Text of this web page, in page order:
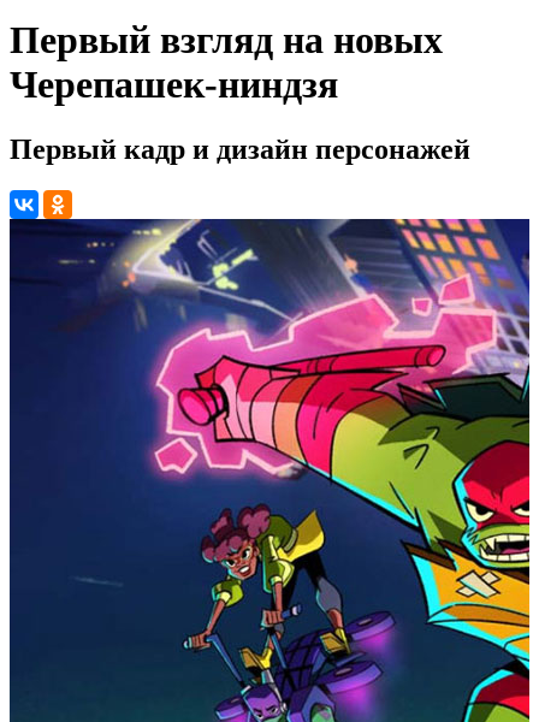
Первый взгляд на новых
Черепашек-ниндзя
Первый кадр и дизайн персонажей